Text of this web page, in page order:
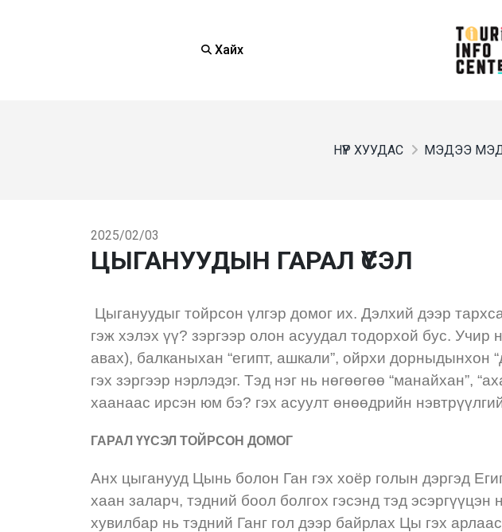
Хайх
НҮҮР ХУУДАС МЭДЭЭ
2025/02/03
ЦЫГАНУУДЫН ГАРАЛ ҮҮСЭЛ
Цыгануудыг тойрсон үлгэр домог их. Дэлхий дээр
гэж хэлэх үү? зэргээр олон асуудал тодорхой бус.
авах), балканыхан “египт, ашкали”, ойрхи дорныдынхон
гэх зэргээр нэрлэдэг. Тэд нэг нь нөгөөгөө “манайхан”,
хаанаас ирсэн юм бэ? гэх асуулт өнөөдрийн
ГАРАЛ ҮҮСЭЛ ТОЙРСОН ДОМОГ
Анх цыганууд Цынь болон Ган гэх хоёр голын дэргэд
хаан заларч, тэдний боол болгох гэсэнд тэд эсэргүүцэн
хувилбар нь тэдний Ганг гол дээр байрлах Цы гэх